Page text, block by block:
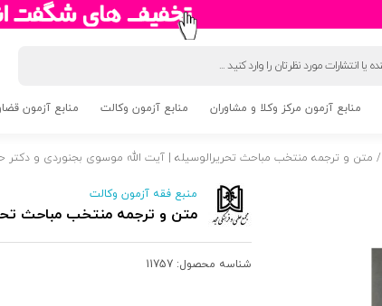
منابع آزمون مرکز وکلا و مشاوران منابع آزمون وکالت منابع آزمون
/ متن و ترجمه منتخب مباحث تحریرالوسیله | آیت الله موسوی بجنوردی و دکتر
منبع فقه آزمون وکالت
متن و ترجمه منتخب مباحث
شناسه محصول: 11757